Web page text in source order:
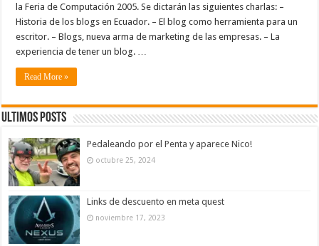
la Feria de Computación 2005. Se dictarán las siguientes charlas: –
Historia de los blogs en Ecuador. – El blog como herramienta para un
escritor. – Blogs, nueva arma de marketing de las empresas. – La
experiencia de tener un blog. …
Read More »
Ultimos Posts
Pedaleando por el Penta y aparece Nico!
octubre 25, 2024
Links de descuento en meta quest
noviembre 17, 2023